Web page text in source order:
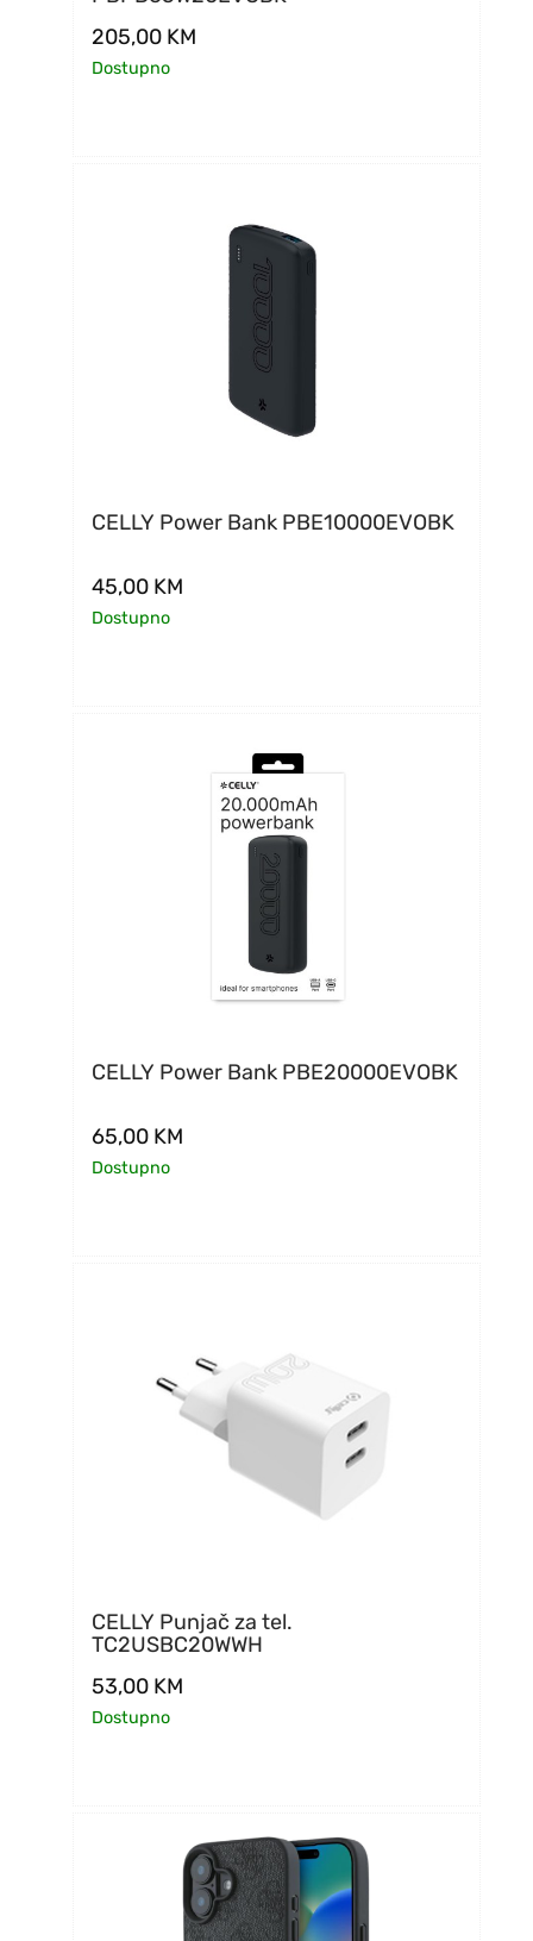
205,00 KM
Dostupno
CELLY Power Bank PBE10000EVOBK
45,00 KM
Dostupno
CELLY Power Bank PBE20000EVOBK
65,00 KM
Dostupno
CELLY Punjač za tel.
TC2USBC20WWH
53,00 KM
Dostupno